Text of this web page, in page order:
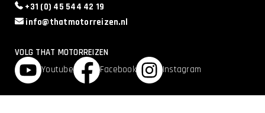
+31 (0) 45 544 42 19
info@thatmotorreizen.nl
VOLG THAT MOTORREIZEN
Youtube
Facebook Instagram